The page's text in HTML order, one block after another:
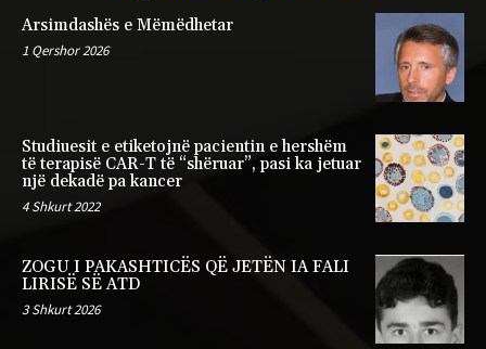
Arsimdashës e Mëmëdhetar
1 Qershor 2026
Studiuesit e etiketojnë pacientin e hershëm
të terapisë CAR-T të “shëruar”, pasi ka jetuar
një dekadë pa kancer
4 Shkurt 2022
ZOGU I PAKASHTICËS QË JETËN IA FALI
LIRISË SË ATD
3 Shkurt 2026